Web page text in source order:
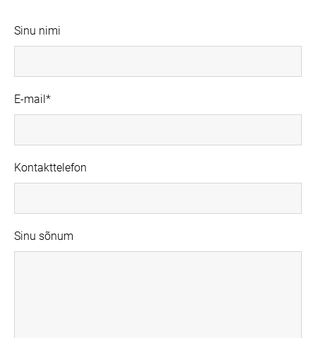
Sinu nimi
E-mail
Kontakttelefon
Sinu sõnum